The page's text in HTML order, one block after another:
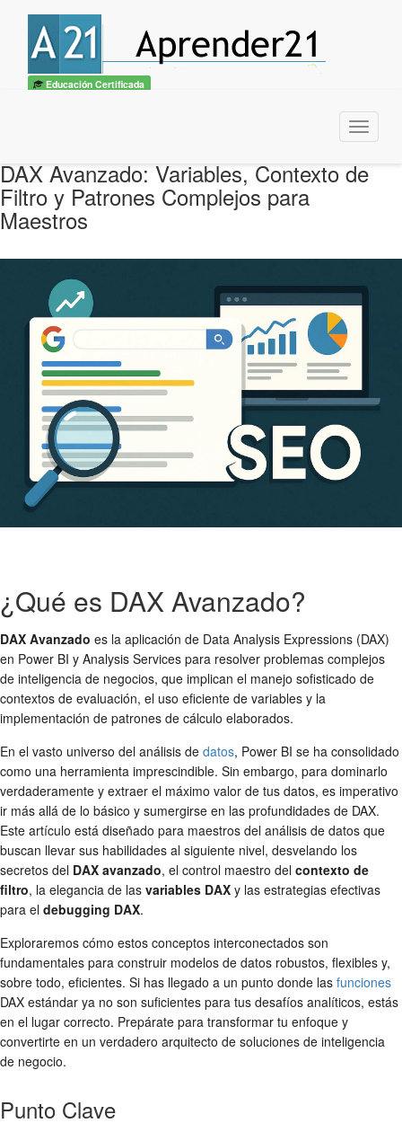
Educación Certificada
Menu
DAX Avanzado: Variables, Contexto de
Filtro y Patrones Complejos para
Maestros
¿Qué es DAX Avanzado?
DAX Avanzado es la aplicación de Data Analysis Expressions (DAX)
en Power BI y Analysis Services para resolver problemas complejos
de inteligencia de negocios, que implican el manejo sofisticado de
contextos de evaluación, el uso eficiente de variables y la
implementación de patrones de cálculo elaborados.
En el vasto universo del análisis de datos, Power BI se ha consolidado
como una herramienta imprescindible. Sin embargo, para dominarlo
verdaderamente y extraer el máximo valor de tus datos, es imperativo
ir más allá de lo básico y sumergirse en las profundidades de DAX.
Este artículo está diseñado para maestros del análisis de datos que
buscan llevar sus habilidades al siguiente nivel, desvelando los
secretos del DAX avanzado, el control maestro del contexto de
filtro, la elegancia de las variables DAX y las estrategias efectivas
para el debugging DAX.
Exploraremos cómo estos conceptos interconectados son
fundamentales para construir modelos de datos robustos, flexibles y,
sobre todo, eficientes. Si has llegado a un punto donde las funciones
DAX estándar ya no son suficientes para tus desafíos analíticos, estás
en el lugar correcto. Prepárate para transformar tu enfoque y
convertirte en un verdadero arquitecto de soluciones de inteligencia
de negocio.
Punto Clave